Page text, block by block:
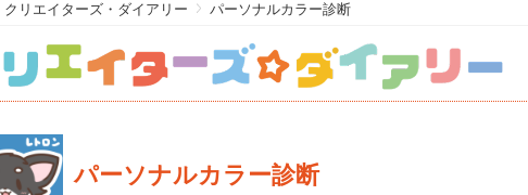
クリエイターズ・ダイアリー パーソナルカラー診断
パーソナルカラー診断